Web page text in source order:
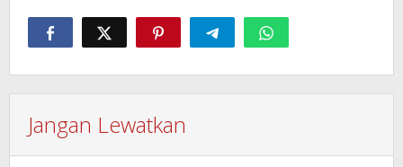
Jangan Lewatkan